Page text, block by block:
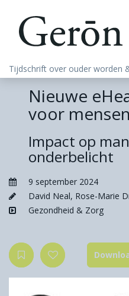
Tijdschrift over ouder worden
Nieuwe
voor
Impact op
onderbelicht
9 september 2024
David Neal, Rose-Marie
Gezondheid & Zorg